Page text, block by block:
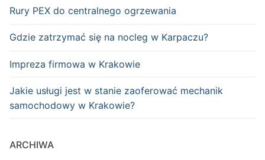
Rury PEX do centralnego ogrzewania
Gdzie zatrzymać się na nocleg w Karpaczu?
Impreza firmowa w Krakowie
Jakie usługi jest w stanie zaoferować mechanik
samochodowy w Krakowie?
ARCHIWA